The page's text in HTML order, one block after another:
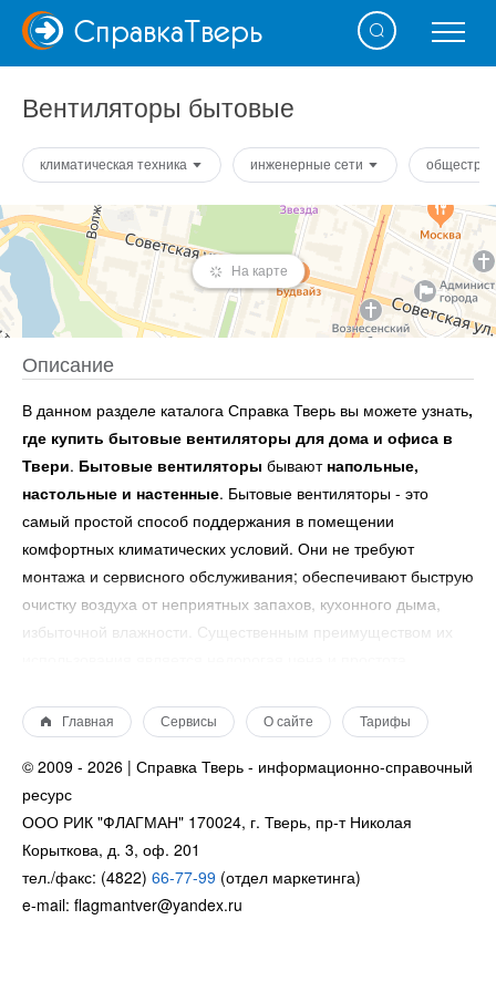
СправкаТверь
Вентиляторы бытовые
климатическая техника инженерные сети
На карте
Описание
В данном разделе каталога Справка Тверь вы можете узнать,
где купить бытовые вентиляторы для дома и офиса в
Твери. Бытовые вентиляторы бывают напольные,
настольные и настенные. Бытовые вентиляторы - это
самый простой способ поддержания в помещении
комфортных климатических условий. Они не требуют
монтажа и сервисного обслуживания; обеспечивают быструю
очистку воздуха от неприятных запахов, кухонного дыма,
избыточной влажности. Существенным преимуществом их
можно в магазинах Твери, а также заказать в интернет-
магазинах.
Вентиляторы — это разновидность климатической техники,
которая предназначена для охлаждения воздуха в
помещении. В отличие от кондиционеров принцип работы
вентиляторов довольно простой: перемещение воздуха за
Главная Сервисы О сайте Тарифы
© 2009 - 2026 | Справка Тверь - информационно-справочный
ресурс
ООО РИК "ФЛАГМАН" 170024, г. Тверь, пр-т Николая
Корыткова, д. 3, оф. 201
тел./факс: (4822) 66-77-99 (отдел маркетинга)
e-mail: flagmantver@yandex.ru